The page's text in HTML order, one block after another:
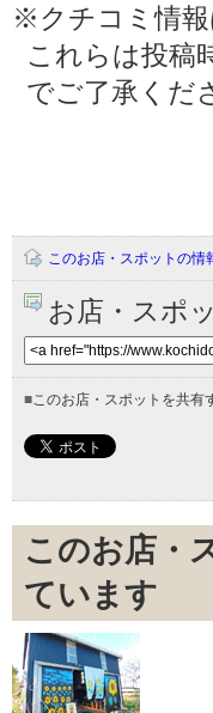
※クチコミ情
これらは投稿
でご了承くだ
このお店・スポットの情
お店・スポ
■このお店・スポットを共有
このお店・
ています